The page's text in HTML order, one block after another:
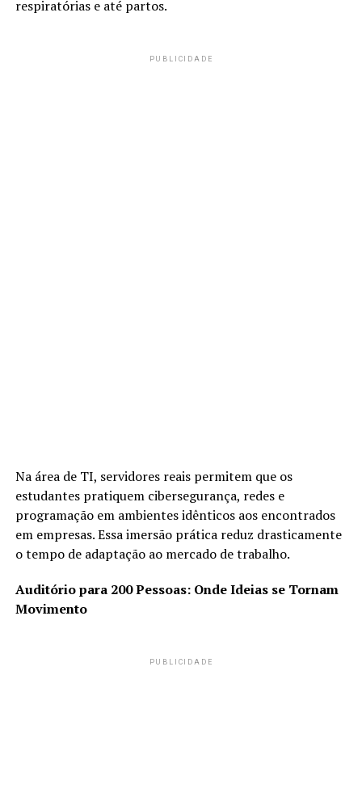
respiratórias e até partos.
PUBLICIDADE
Na área de TI, servidores reais permitem que os
estudantes pratiquem cibersegurança, redes e
programação em ambientes idênticos aos encontrados
em empresas. Essa imersão prática reduz drasticamente
o tempo de adaptação ao mercado de trabalho.
Auditório para 200 Pessoas: Onde Ideias se Tornam
Movimento
PUBLICIDADE